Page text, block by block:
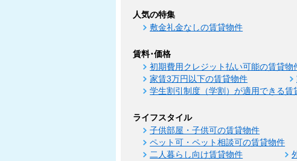
人気の特集
敷金礼金なしの賃貸物件
賃料･価格
初期費用クレジット払い可能の賃貸物
家賃3万円以下の賃貸物件
学生割引制度（学割）が適用できる賃
ライフスタイル
子供部屋・子供可の賃貸物件
ペット可・ペット相談可の賃貸物件
二人暮らし向け賃貸物件